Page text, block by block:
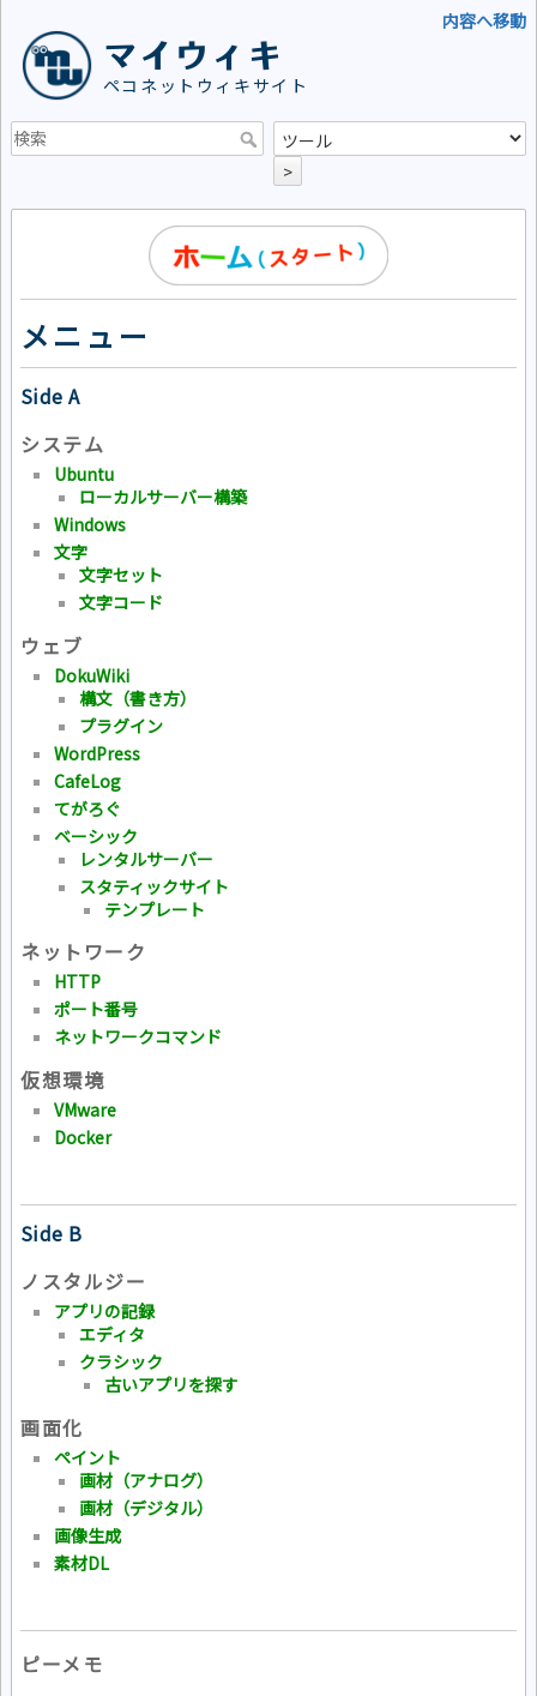
内容へ移動
マイウィキ
ペコネットウィキサイト
>
メニュー
Side A
システム
Ubuntu
ローカルサーバー構築
Windows
文字
文字セット
文字コード
ウェブ
DokuWiki
構文（書き方）
プラグイン
WordPress
CafeLog
てがろぐ
ベーシック
レンタルサーバー
スタティックサイト
テンプレート
ネットワーク
HTTP
ポート番号
ネットワークコマンド
仮想環境
VMware
Docker
Side B
ノスタルジー
アプリの記録
エディタ
クラシック
古いアプリを探す
画面化
ペイント
画材（アナログ）
画材（デジタル）
画像生成
素材DL
ピーメモ